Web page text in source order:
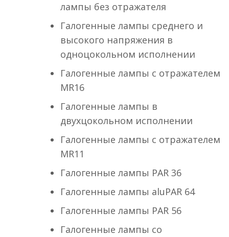
лампы без отражателя
Галогенные лампы среднего и
высокого напряжения в
одноцокольном исполнении
Галогенные лампы с отражателем
MR16
Галогенные лампы в
двухцокольном исполнении
Галогенные лампы с отражателем
MR11
Галогенные лампы PAR 36
Галогенные лампы aluPAR 64
Галогенные лампы PAR 56
Галогенные лампы со